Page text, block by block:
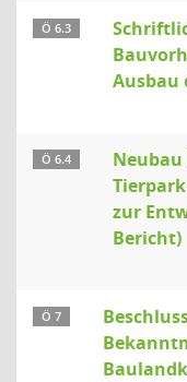
Ö 6.3
Ausbau
Ö 6.4
zur
Bericht)
Ö 7